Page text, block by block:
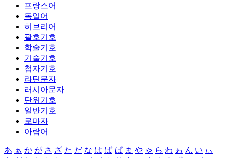
프랑스어
독일어
히브리어
괄호기호
학술기호
기술기호
첨자기호
라틴문자
러시아문자
단위기호
일반기호
로마자
아랍어
あ ぁ か が さ ざ た だ な は ば ぱ ま や ゃ ら わ ゎ ん い ぃ